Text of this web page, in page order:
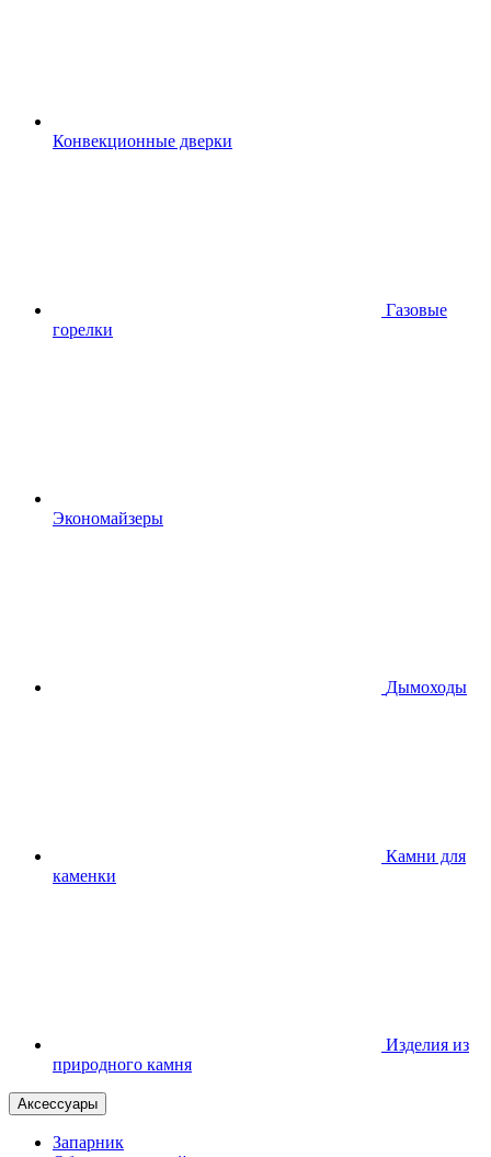
Конвекционные дверки
Газовые
горелки
Экономайзеры
Дымоходы
Камни для
каменки
Изделия из
природного камня
Аксессуары
Запарник